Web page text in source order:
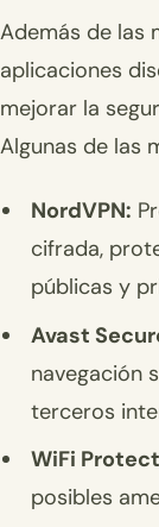
Además de las
aplicaciones
mejorar la
Algunas de las
NordVPN:
cifrada,
públicas y
Avast
navegación
terceros
WiFi
posibles